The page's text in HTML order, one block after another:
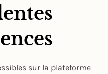
sur la plateforme